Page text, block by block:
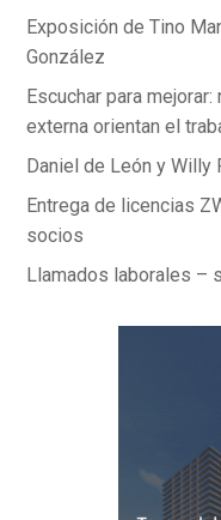
Exposición de Tino
González
Escuchar para
externa orientan el
Daniel de León y Willy
Entrega de licencias
socios
Llamados laborales –